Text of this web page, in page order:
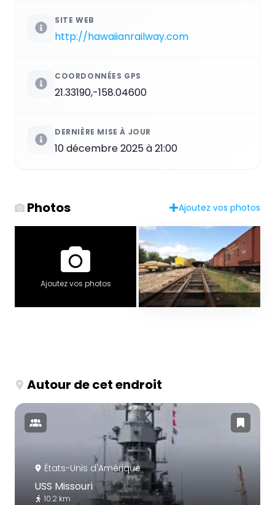
SITE WEB
http://hawaiianrailway.com
COORDONNÉES GPS
21.33190,-158.04600
DERNIÈRE MISE À JOUR
10 décembre 2025 à 21:00
Photos Ajoutez vos photos
Ajoutez vos photos
Autour de cet endroit
États-Unis d'Amérique
USS Missouri
10.2 km